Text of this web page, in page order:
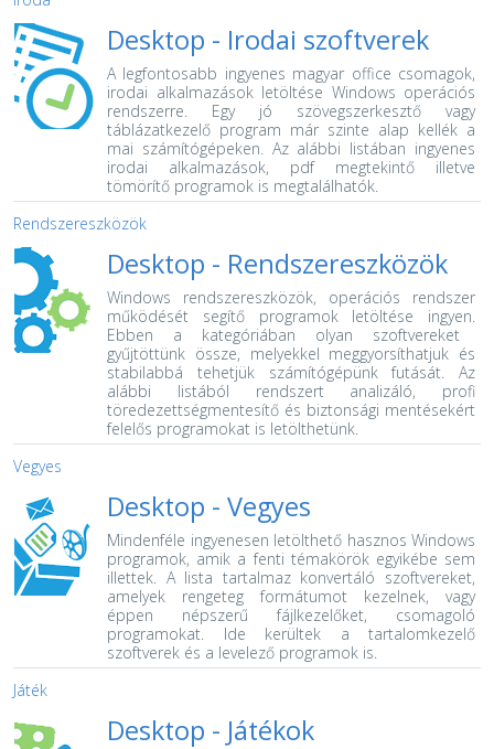
Desktop - Irodai szoftverek
A legfontosabb ingyenes magyar office csomagok,
irodai alkalmazások letöltése Windows operációs
rendszerre. Egy jó szövegszerkesztő vagy
táblázatkezelő program már szinte alap kellék a
mai számítógépeken. Az alábbi listában ingyenes
irodai alkalmazások, pdf megtekintő illetve
tömörítő programok is megtalálhatók.
Rendszereszközök
Desktop - Rendszereszközök
Windows rendszereszközök, operációs rendszer
működését segítő programok letöltése ingyen.
Ebben a kategóriában olyan szoftvereket
gyűjtöttünk össze, melyekkel meggyorsíthatjuk és
stabilabbá tehetjük számítógépünk futását. Az
alábbi listából rendszert analizáló, profi
töredezettségmentesítő és biztonsági mentésekért
felelős programokat is letölthetünk.
Vegyes
Desktop - Vegyes
Mindenféle ingyenesen letölthető hasznos Windows
programok, amik a fenti témakörök egyikébe sem
illettek. A lista tartalmaz konvertáló szoftvereket,
amelyek rengeteg formátumot kezelnek, vagy
éppen népszerű fájlkezelőket, csomagoló
programokat. Ide kerültek a tartalomkezelő
szoftverek és a levelező programok is.
Játék
Desktop - Játékok